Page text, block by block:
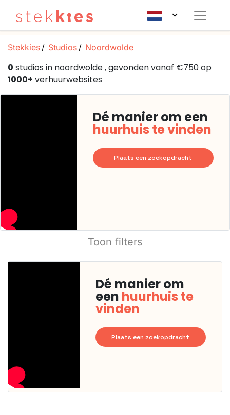
Stekkies Studios Noordwolde
0 studios in noordwolde , gevonden vanaf €750 op
1000+ verhuurwebsites
Dé manier om een
huurhuis te vinden
Plaats een zoekopdracht
Toon filters
Dé manier om
een huurhuis te
vinden
Plaats een zoekopdracht